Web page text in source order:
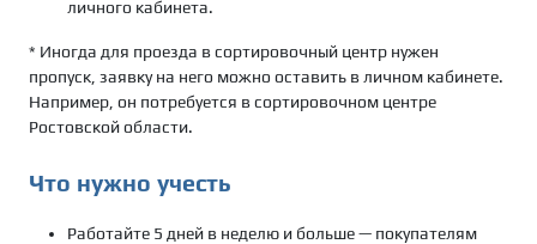
личного кабинета.
* Иногда для проезда в сортировочный центр нужен
пропуск, заявку на него можно оставить в личном кабинете.
Например, он потребуется в сортировочном центре
Ростовской области.
Что нужно учесть
Работайте 5 дней в неделю и больше — покупателям